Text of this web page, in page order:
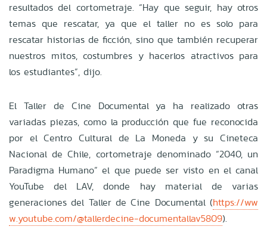
resultados del cortometraje. “Hay que seguir, hay otros
temas que rescatar, ya que el taller no es solo para
rescatar historias de ficción, sino que también recuperar
nuestros mitos, costumbres y hacerlos atractivos para
los estudiantes”, dijo.
El Taller de Cine Documental ya ha realizado otras
variadas piezas, como la producción que fue reconocida
por el Centro Cultural de La Moneda y su Cineteca
Nacional de Chile, cortometraje denominado “2040, un
Paradigma Humano” el que puede ser visto en el canal
YouTube del LAV, donde hay material de varias
generaciones del Taller de Cine Documental (https://ww
w.youtube.com/@tallerdecine-documentallav5809).